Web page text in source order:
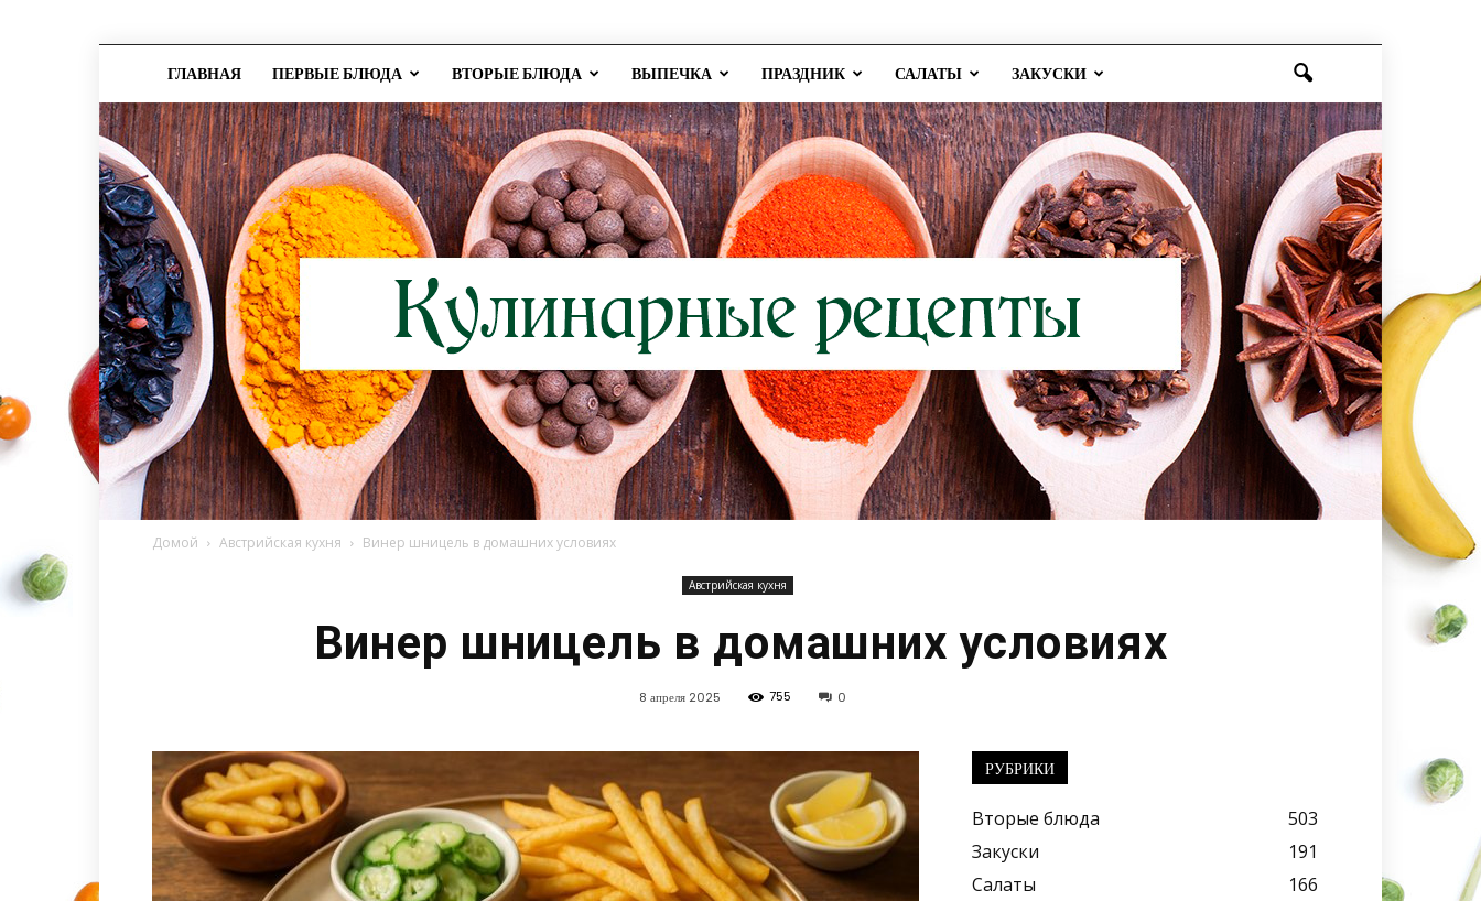
ГЛАВНАЯ ПЕРВЫЕ БЛЮДА ВТОРЫЕ БЛЮДА ВЫПЕЧКА ПРАЗДНИК САЛАТЫ ЗАКУСКИ
рецепты,
Домой Австрийская кухня Винер шницель в домашних условиях
Австрийская кухня
Винер шницель в домашних условиях
8 апреля 2025 755 0
РУБРИКИ
Вторые блюда
503
Закуски
191
Салаты
166